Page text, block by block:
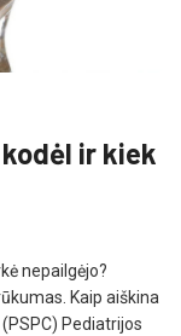
ir kiek
nepailgėjo?
Kaip aiškina
Pediatrijos